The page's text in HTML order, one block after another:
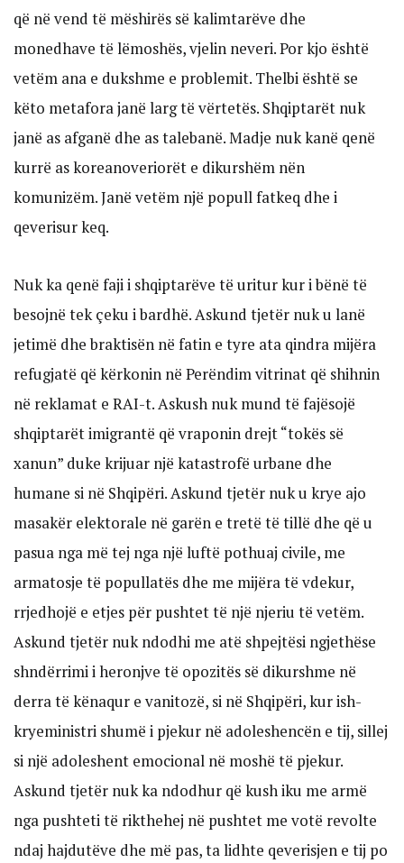
që në vend të mëshirës së kalimtarëve dhe
monedhave të lëmoshës, vjelin neveri. Por kjo është
vetëm ana e dukshme e problemit. Thelbi është se
këto metafora janë larg të vërtetës. Shqiptarët nuk
janë as afganë dhe as talebanë. Madje nuk kanë qenë
kurrë as koreanoveriorët e dikurshëm nën
komunizëm. Janë vetëm një popull fatkeq dhe i
qeverisur keq.
Nuk ka qenë faji i shqiptarëve të uritur kur i bënë të
besojnë tek çeku i bardhë. Askund tjetër nuk u lanë
jetimë dhe braktisën në fatin e tyre ata qindra mijëra
refugjatë që kërkonin në Perëndim vitrinat që shihnin
në reklamat e RAI-t. Askush nuk mund të fajësojë
shqiptarët imigrantë që vraponin drejt “tokës së
xanun” duke krijuar një katastrofë urbane dhe
humane si në Shqipëri. Askund tjetër nuk u krye ajo
masakër elektorale në garën e tretë të tillë dhe që u
pasua nga më tej nga një luftë pothuaj civile, me
armatosje të popullatës dhe me mijëra të vdekur,
rrjedhojë e etjes për pushtet të një njeriu të vetëm.
Askund tjetër nuk ndodhi me atë shpejtësi ngjethëse
shndërrimi i heronjve të opozitës së dikurshme në
derra të kënaqur e vanitozë, si në Shqipëri, kur ish-
kryeministri shumë i pjekur në adoleshencën e tij, sillej
si një adoleshent emocional në moshë të pjekur.
Askund tjetër nuk ka ndodhur që kush iku me armë
nga pushteti të rikthehej në pushtet me votë revolte
ndaj hajdutëve dhe më pas, ta lidhte qeverisjen e tij po